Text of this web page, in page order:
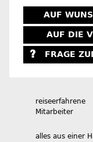
AUF
AUF DIE
FRAGE
reiseerfahrene
Mitarbeiter
alles aus einer